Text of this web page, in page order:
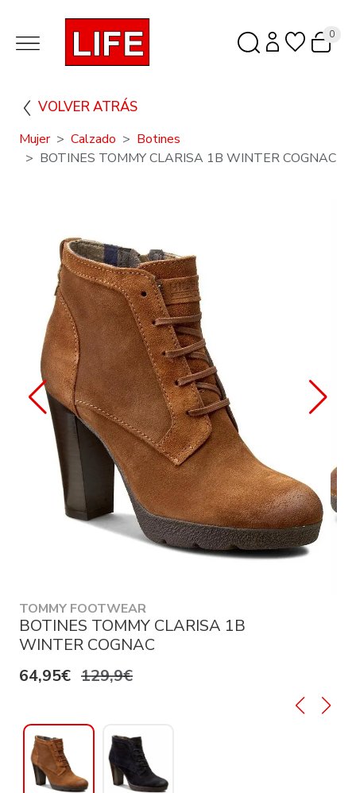
0
VOLVER ATRÁS
Mujer Calzado
Botines
BOTINES TOMMY CLARISA 1B WINTER COGNAC
TOMMY FOOTWEAR
BOTINES TOMMY CLARISA 1B
WINTER COGNAC
64,95€ 129,9€